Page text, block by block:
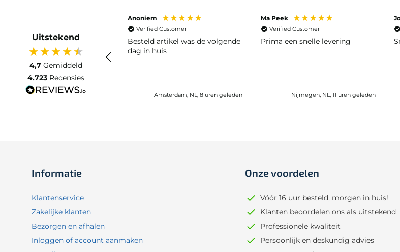
Uitstekend
4,7 Gemiddeld
4.723 Recensies
Anoniem
Verified Customer
Besteld artikel was de volgende
dag in huis
Amsterdam, NL, 8 uren geleden
Ma Peek
Verified Customer
Prima een snelle levering
Nijmegen, NL, 11 uren geleden
Informatie
Klantenservice
Zakelijke klanten
Bezorgen en afhalen
Inloggen of account aanmaken
Onze voordelen
Vóór 16 uur besteld, morgen in huis!
Klanten beoordelen ons als uitstekend
Professionele kwaliteit
Persoonlijk en deskundig advies